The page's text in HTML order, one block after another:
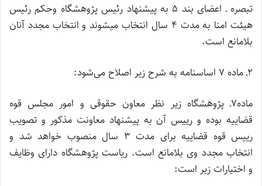
تبصره ـ اعضای بند ۵ به پیشنهاد رئیس پژوهشگاه وحکم رئیس
هیئت امنا به مدت ۴ سال انتخاب می­شوند و انتخاب مجدد آنان
بلامانع است.
۲ـ‌ ماده ۷ اساسنامه به شرح زیر اصلاح می‌شود:
ماده۷ـ پژوهشگاه زیر نظر معاون حقوقی و امور مجلس قوه
قضاییه بوده و رییس آن به پیشنهاد معاونت مذکور و تصویب
رییس قوه قضاییه برای مدت ۳ سال منصوب خواهد شد و
انتخاب مجدد وی بلامانع است. ریاست پژوهشگاه دارای وظایف
و اختیارات زیر است: